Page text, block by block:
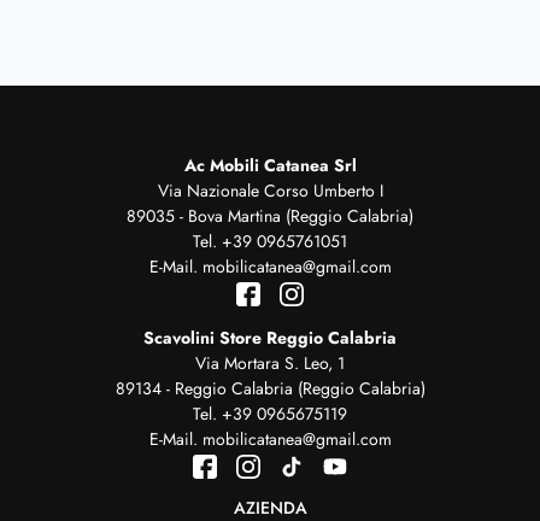
Ac Mobili Catanea Srl
Via Nazionale Corso Umberto I
89035 - Bova Martina (Reggio Calabria)
Tel. +39 0965761051
E-Mail. mobilicatanea@gmail.com
Scavolini Store Reggio Calabria
Via Mortara S. Leo, 1
89134 - Reggio Calabria (Reggio Calabria)
Tel. +39 0965675119
E-Mail. mobilicatanea@gmail.com
AZIENDA